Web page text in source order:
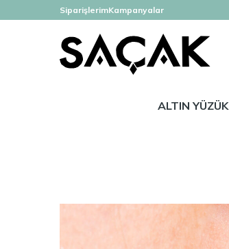
SiparişlerimKampanyalar
ALTIN YÜZÜK